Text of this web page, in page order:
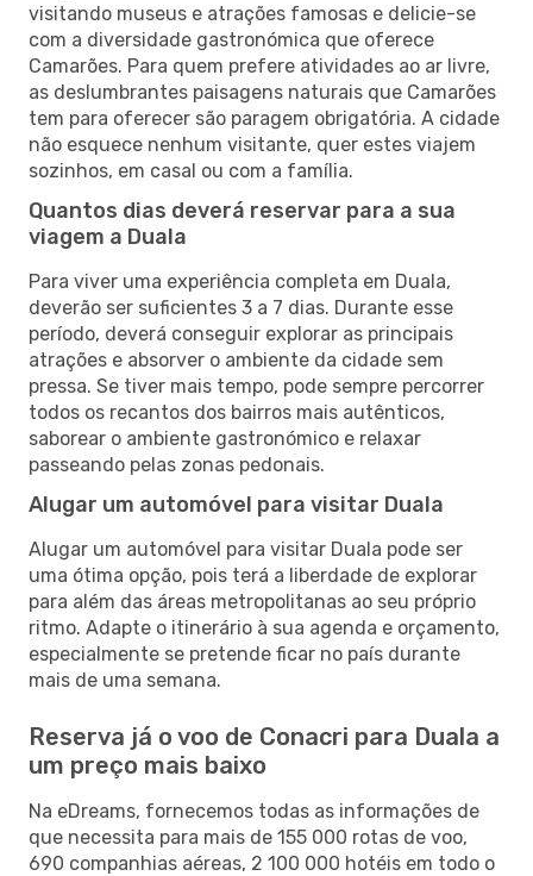
visitando museus e atrações famosas e delicie-se
com a diversidade gastronómica que oferece
Camarões. Para quem prefere atividades ao ar livre,
as deslumbrantes paisagens naturais que Camarões
tem para oferecer são paragem obrigatória. A cidade
não esquece nenhum visitante, quer estes viajem
sozinhos, em casal ou com a família.
Quantos dias deverá reservar para a sua
viagem a Duala
Para viver uma experiência completa em Duala,
deverão ser suficientes 3 a 7 dias. Durante esse
período, deverá conseguir explorar as principais
atrações e absorver o ambiente da cidade sem
pressa. Se tiver mais tempo, pode sempre percorrer
todos os recantos dos bairros mais autênticos,
saborear o ambiente gastronómico e relaxar
passeando pelas zonas pedonais.
Alugar um automóvel para visitar Duala
Alugar um automóvel para visitar Duala pode ser
uma ótima opção, pois terá a liberdade de explorar
para além das áreas metropolitanas ao seu próprio
ritmo. Adapte o itinerário à sua agenda e orçamento,
especialmente se pretende ficar no país durante
mais de uma semana.
Reserva já o voo de Conacri para Duala a
um preço mais baixo
Na eDreams, fornecemos todas as informações de
que necessita para mais de 155 000 rotas de voo,
690 companhias aéreas, 2 100 000 hotéis em todo o